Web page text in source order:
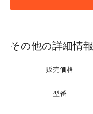
その他の詳細情報
販売価格
型番